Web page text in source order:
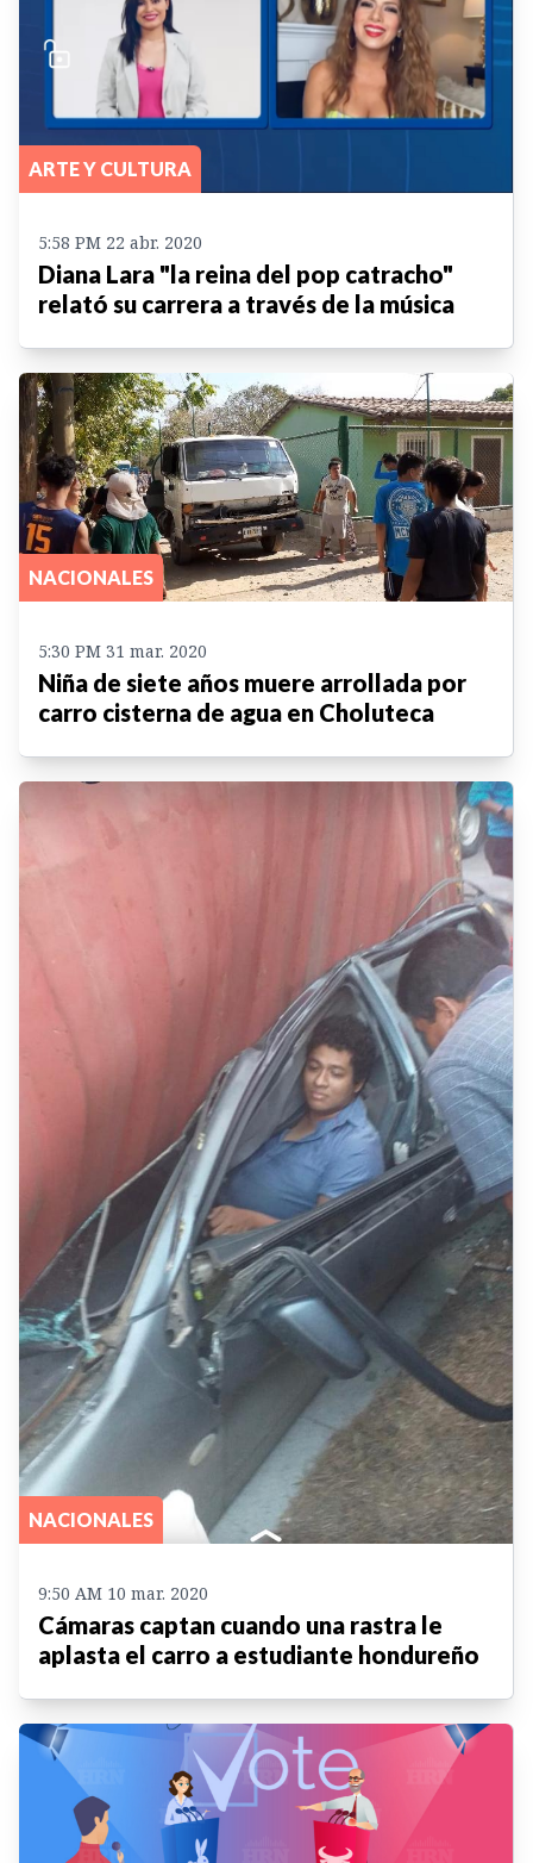
ARTE Y CULTURA
5:58 PM 22 abr. 2020
Diana Lara "la reina del pop catracho"
relató su carrera a través de la música
NACIONALES
5:30 PM 31 mar. 2020
Niña de siete años muere arrollada por
carro cisterna de agua en Choluteca
NACIONALES
9:50 AM 10 mar. 2020
Cámaras captan cuando una rastra le
aplasta el carro a estudiante hondureño